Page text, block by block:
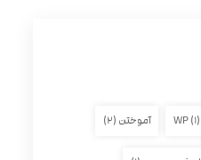
WP(۱) آموختن (۲)